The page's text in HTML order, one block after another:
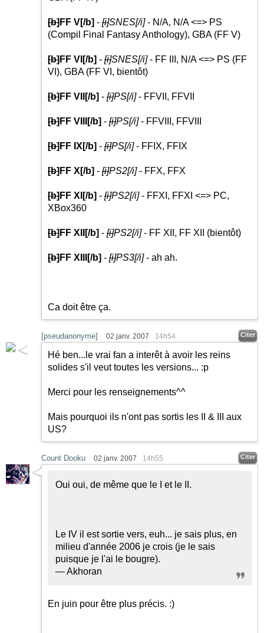
[b]FF V[/b] - [i]SNES[/i]- N/A, N/A <=> PS
(Compil Final Fantasy Anthology), GBA (FF V)
[b]FF VI [/b] - [i]SNES[/i]- FF III, N/A <=> PS (FF
VI), GBA (FF VI, bientôt)
[b]FF VII [/b] - [i]PS[/i]- FFVII, FFVII
[b]FF VIII [/b] - [i]PS[/i]- FFVIII, FFVIII
[b]FF IX [/b] - [i]PS[/i]- FFIX, FFIX
[b]FF X [/b] - [i]PS2[/i]- FFX, FFX
[b]FF XI [/b] - [i]PS2[/i]- FFXI, FFXI <=> PC,
XBox360
[b]FF XII [/b] - [i]PS2[/i]- FF XII, FF XII (bientôt)
[b]FF XIII [/b] - [i]PS3[/i]- ah ah.
Ca doit être ça.
[pseudanonyme] 02 janv. 2007 14h54 Citer
Hé ben...le vrai fan a interêt à avoir les reins
solides s'il veut toutes les versions... :p
Merci pour les renseignements^^
Mais pourquoi ils n'ont pas sortis les II & III aux
US?
Count Dooku 02 janv. 2007 14h55 Citer
Oui oui, de même que le I et le II.
Le IV il est sortie vers, euh... je sais plus, en
milieu d'année 2006 je crois (je le sais
puisque je l'ai le bougre).
— Akhoran
En juin pour être plus précis. :)